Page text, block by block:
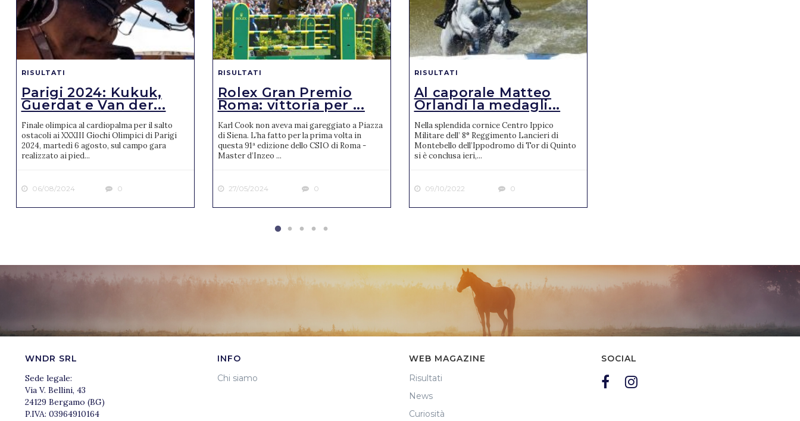
RISULTATI
Parigi 2024: Kukuk,
Guerdat e Van der...
Finale olimpica al cardiopalma per il salto
ostacoli ai XXXIII Giochi Olimpici di Parigi
2024, martedì 6 agosto, sul campo gara
realizzato ai pied...
06/08/2024 0
RISULTATI
Rolex Gran Premio
Roma: vittoria per ...
Karl Cook non aveva mai gareggiato a Piazza
di Siena. L’ha fatto per la prima volta in
questa 91ª edizione dello CSIO di Roma -
Master d’Inzeo ...
27/05/2024 0
RISULTATI
Al caporale Matteo
Orlandi la medagli...
Nella splendida cornice Centro Ippico
Militare dell’ 8° Reggimento Lancieri di
Montebello dell’Ippodromo di Tor di Quinto
si è conclusa ieri,...
09/10/2022 0
WNDR SRL
Sede legale:
Via V. Bellini, 43
24129 Bergamo (BG)
P.IVA: 03964910164
INFO
Chi siamo
WEB MAGAZINE
Risultati
News
Curiosità
SOCIAL